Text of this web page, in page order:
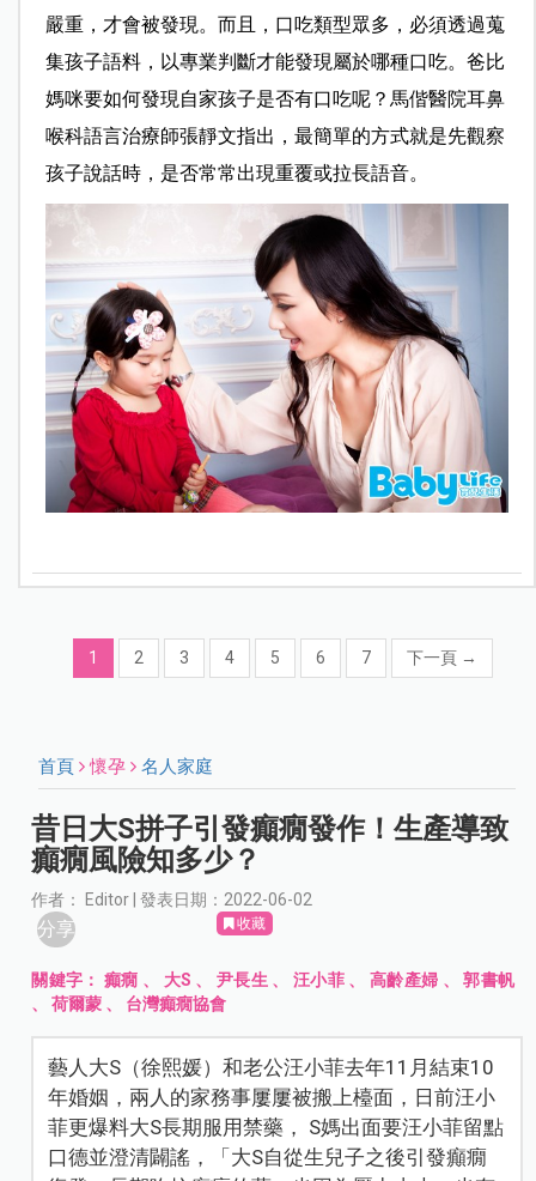
嚴重，才會被發現。而且，口吃類型眾多，必須透過蒐
集孩子語料，以專業判斷才能發現屬於哪種口吃。爸比
媽咪要如何發現自家孩子是否有口吃呢？馬偕醫院耳鼻
喉科語言治療師張靜文指出，最簡單的方式就是先觀察
孩子說話時，是否常常出現重覆或拉長語音。
1 2 3 4 5 6 7 下一頁 →
首頁 懷孕 名人家庭
昔日大S拼子引發癲癇發作！生產導致
癲癇風險知多少？
作者： Editor | 發表日期：2022-06-02
分享 收藏
關鍵字： 癲癇 、 大S 、 尹長生 、 汪小菲、 高齡產婦 、郭書帆
、荷爾蒙 、 台灣癲癇協會
藝人大S（徐熙媛）和老公汪小菲去年11月結束10
年婚姻，兩人的家務事屢屢被搬上檯面，日前汪小
菲更爆料大S長期服用禁藥， S媽出面要汪小菲留點
口德並澄清闢謠，「大S自從生兒子之後引發癲癇